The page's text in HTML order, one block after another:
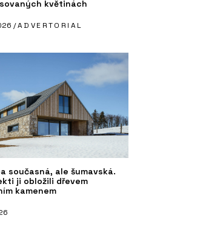
květinách
/ADVERTORIAL
současná, ale šumavská.
ji obložili dřevem
kamenem